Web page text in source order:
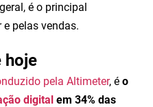
é o principal
pelas vendas.
hoje
pela Altimeter, é o
digital em 34% das